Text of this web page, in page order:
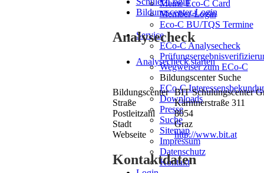
Meine Eco-C Card
Member-Login
Eco-C BU/TQS Termine
Service
ECo-C Analysecheck
Wegweiser zum ECo-C
Bildungscenter Suche
ECo-C
Downloads
Presse
Suche
Sitemap
Impressum
Datenschutz
Kontakt
Bildungscenter-Login
Analysecheck
Analysecheck starten
Bildungscenter BIT Schulungscenter
Straße
Kärntnerstraße 311
Postleitzahl
8054
Stadt
Graz
Webseite
http://www.bit.at
Kontaktdaten